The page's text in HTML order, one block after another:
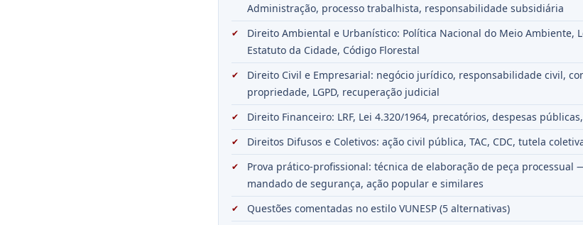
Administração, processo trabalhista, responsabilidade subsidiária
Direito Ambiental e Urbanístico: Política Nacional do Meio Ambiente,
Estatuto da Cidade, Código Florestal
Direito Civil e Empresarial: negócio jurídico, responsabilidade civil,
propriedade, LGPD, recuperação judicial
Direito Financeiro: LRF, Lei 4.320/1964, precatórios, despesas
Direitos Difusos e Coletivos: ação civil pública, TAC, CDC, tutela
Prova prático-profissional: técnica de elaboração de peça processual
mandado de segurança, ação popular e similares
Questões comentadas no estilo VUNESP (5 alternativas)